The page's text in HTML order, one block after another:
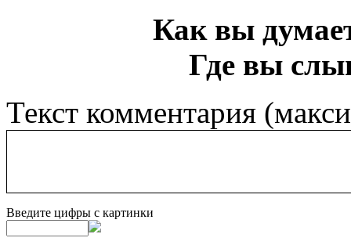
Как вы
Где вы
Текст комментария
Введите цифры с картинки